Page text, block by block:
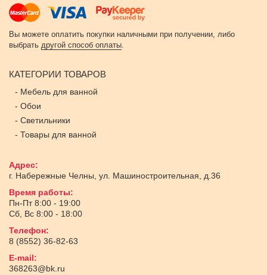
Вы можете оплатить покупки наличными при получении, либо
выбрать другой способ оплаты.
КАТЕГОРИИ ТОВАРОВ
- Мебель для ванной
- Обои
- Светильники
- Товары для ванной
Адрес:
г. Набережные Челны ул. Машиностроительная, д.36
Время работы:
Пн-Пт 8:00 - 19:00
Сб, Вс 8:00 - 18:00
Телефон:
8 (8552) 36-82-63
E-mail:
368263@bk.ru